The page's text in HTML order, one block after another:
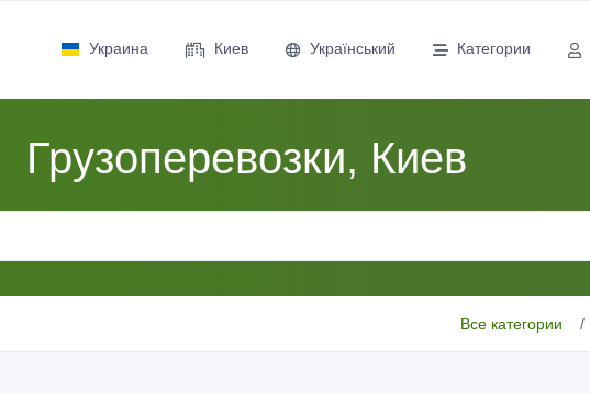
Украина Киев Український Категории
Грузоперевозки, Киев
Все категории